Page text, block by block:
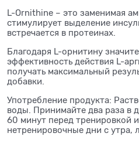
L-Ornithine – это заменимая
стимулирует выделение
встречается в протеинах.
Благодаря L-орнитину
эффективность действия L-
получать максимальный
добавки.
Употребление продукта:
воды. Принимайте два раза в
60 минут перед тренировкой
нетренировочные дни с утра,